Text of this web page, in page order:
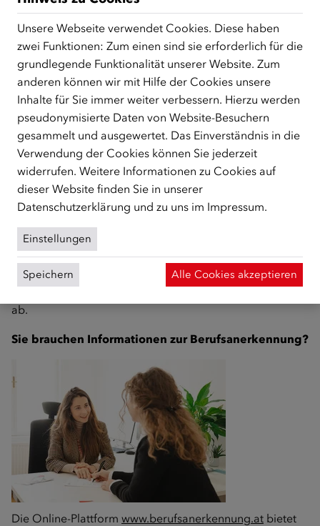
Aufwww.sprachportal.atkönnen Sie kostenlos an
Deutschklassen teilnehmen. Einheiten finden täglich statt,
für Berufstätige sind unsere Angebote am Abend und an
Samstagen besonders interessant. Sie können ohne
Deutschkurse unterstützen Sie mit berufsspezifischen
Fachvokabular im Arbeitsalltag oder bei der
Vorbereitung auf den Jobeinstieg. Kostenlose Videos,
ab.
Sie brauchen Informationen zur Berufsanerkennung?
Die Online-Plattform www.berufsanerkennung.at bietet
Unsere Webseite verwendet Cookies. Diese haben
zwei Funktionen: Zum einen sind sie erforderlich für die
grundlegende Funktionalität unserer Website. Zum
anderen können wir mit Hilfe der Cookies unsere
Inhalte für Sie immer weiter verbessern. Hierzu werden
pseudonymisierte Daten von Website-Besuchern
gesammelt und ausgewertet. Das Einverständnis in die
Verwendung der Cookies können Sie jederzeit
widerrufen. Weitere Informationen zu Cookies auf
dieser Website finden Sie in unserer
Datenschutzerklärung und zu uns im Impressum.
Einstellungen
Speichern Alle Cookies akzeptieren